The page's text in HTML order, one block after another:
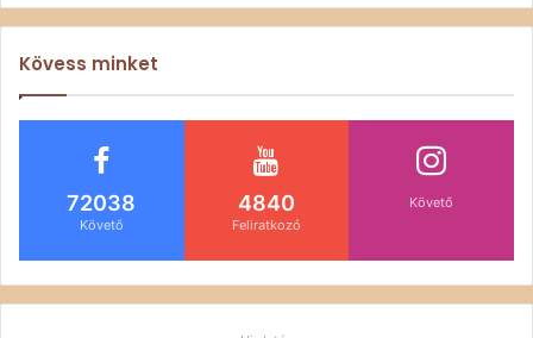
Kövess minket
72038
Követő
4840
Feliratkozó
Követő